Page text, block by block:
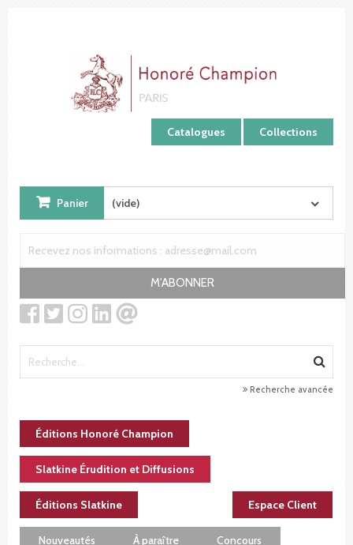
Catalogues Collections
Panier (vide)
M'ABONNER
Recherche avancée
Éditions Honoré Champion
Slatkine Érudition et Diffusions
Éditions Slatkine Espace Client
Nouveautés À paraître Concours